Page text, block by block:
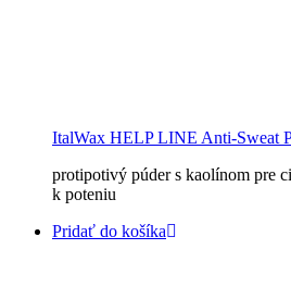
ItalWax HELP LINE Anti-Sweat
protipotivý púder s kaolínom pre
k poteniu
Pridať do košíka